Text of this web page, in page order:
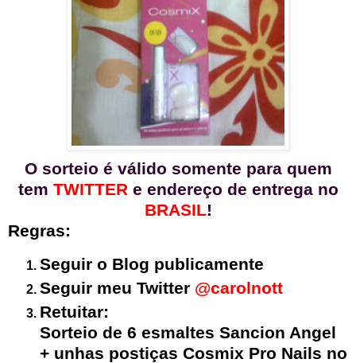
O sorteio é válido somente para quem
tem TWITTER e endereço de entrega no
BRASIL!
Regras:
Seguir o Blog publicamente
Seguir meu Twitter @carolnott
Retuitar:
Sorteio de 6 esmaltes Sancion Angel
+ unhas postiças Cosmix Pro Nails no